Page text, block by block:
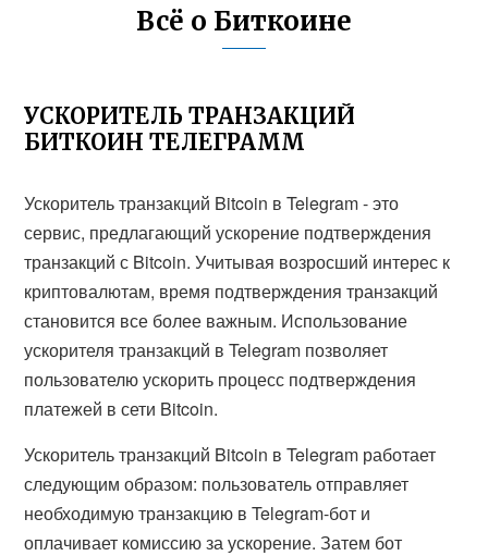
Всё о Биткоине
УСКОРИТЕЛЬ ТРАНЗАКЦИЙ
БИТКОИН ТЕЛЕГРАММ
Ускоритель транзакций Bitcoin в Telegram - это
сервис, предлагающий ускорение подтверждения
транзакций с Bitcoin. Учитывая возросший интерес к
криптовалютам, время подтверждения транзакций
становится все более важным. Использование
ускорителя транзакций в Telegram позволяет
пользователю ускорить процесс подтверждения
платежей в сети Bitcoin.
Ускоритель транзакций Bitcoin в Telegram работает
следующим образом: пользователь отправляет
необходимую транзакцию в Telegram-бот и
оплачивает комиссию за ускорение. Затем бот